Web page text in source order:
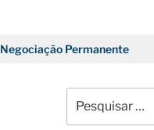
Negociação Permanente
por: